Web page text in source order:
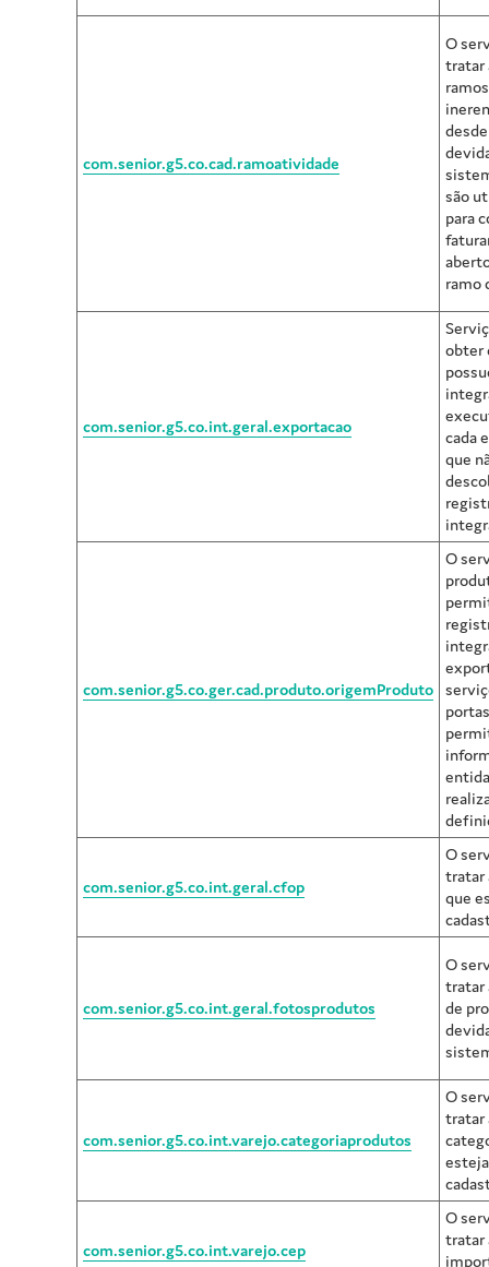
com.senior.g5.co.cad.ramoatividade
O
tratar
são
para
ramo
com.senior.g5.co.int.geral.exportacao
obter
cada
que
com.senior.g5.co.ger.cad.produto.origemProduto
O
com.senior.g5.co.int.geral.cfop
O
tratar
que
com.senior.g5.co.int.geral.fotosprodutos
O
tratar
de
com.senior.g5.co.int.varejo.categoriaprodutos
O
tratar
com.senior.g5.co.int.varejo.cep
O
tratar